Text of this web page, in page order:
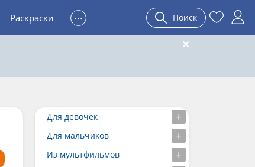
Раскраски ... Поиск
Для девочек
Для мальчиков
Из мультфильмов